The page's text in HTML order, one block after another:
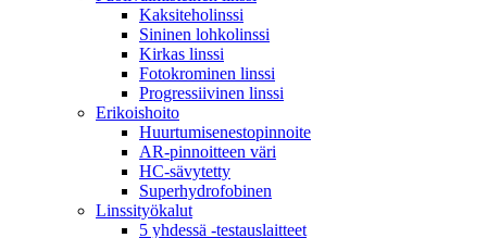
Kaksiteholinssi
Sininen lohkolinssi
Kirkas linssi
Fotokrominen linssi
Progressiivinen linssi
Erikoishoito
Huurtumisenestopinnoite
AR-pinnoitteen väri
HC-sävytetty
Superhydrofobinen
Linssityökalut
5 yhdessä -testauslaitteet